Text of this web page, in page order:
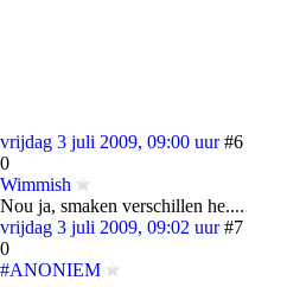
vrijdag 3 juli 2009, 09:00 uur #6
0
Wimmish
Nou ja, smaken verschillen he....
vrijdag 3 juli 2009, 09:02 uur #7
0
#ANONIEM